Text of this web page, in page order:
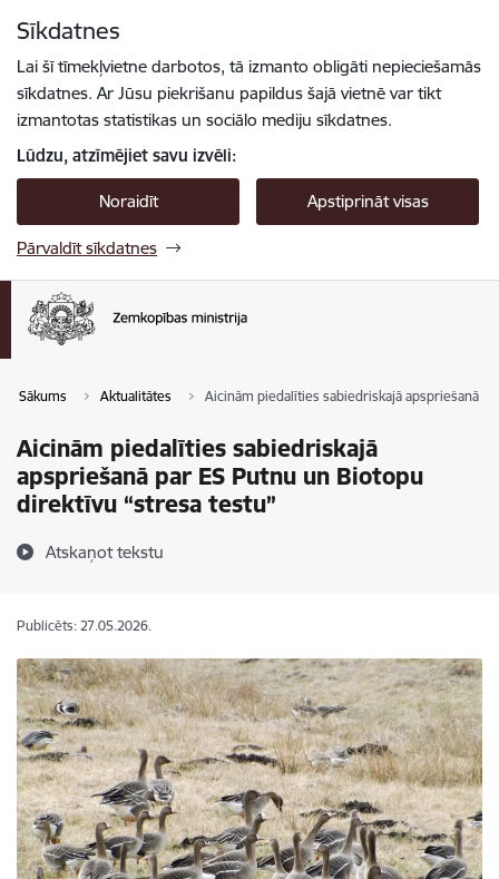
Sīkdatnes
Lai šī tīmekļvietne darbotos, tā izmanto obligāti nepieciešamās
sīkdatnes. Ar Jūsu piekrišanu papildus šajā vietnē var tikt
izmantotas statistikas un sociālo mediju sīkdatnes.
Lūdzu, atzīmējiet savu izvēli:
Noraidīt Apstiprināt visas
Pārvaldīt sīkdatnes
Sākums Aktualitātes Aicinām piedalīties sabiedriskajā apspriešanā
Aicinām piedalīties sabiedriskajā
apspriešanā par ES Putnu un Biotopu
direktīvu “stresa testu”
Atskaņot tekstu
Publicēts: 27.05.2026.